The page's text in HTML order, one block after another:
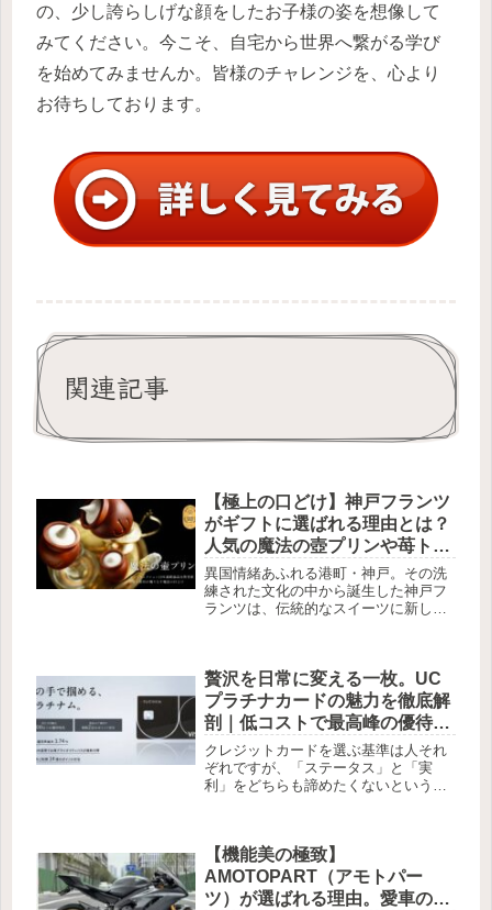
の、少し誇らしげな顔をしたお子様の姿を想像して
みてください。今こそ、自宅から世界へ繋がる学び
を始めてみませんか。皆様のチャレンジを、心より
お待ちしております。
関連記事
【極上の口どけ】神戸フランツ
がギフトに選ばれる理由とは？
人気の魔法の壺プリンや苺トリ
ュフの魅力を徹底解説
異国情緒あふれる港町・神戸。その洗
練された文化の中から誕生した神戸フ
ランツは、伝統的なスイーツに新しい
リートリュフ」は、メディアでも数多
く取...
贅沢を日常に変える一枚。UC
プラチナカードの魅力を徹底解
剖｜低コストで最高峰の優待を
手に入れる方法
クレジットカードを選ぶ基準は人それ
ぞれですが、「ステータス」と「実
利」をどちらも諦めたくないという方
しさと、特別な日を彩る華やかさを兼
ね...
【機能美の極致】
AMOTOPART（アモトパー
ツ）が選ばれる理由。愛車の性